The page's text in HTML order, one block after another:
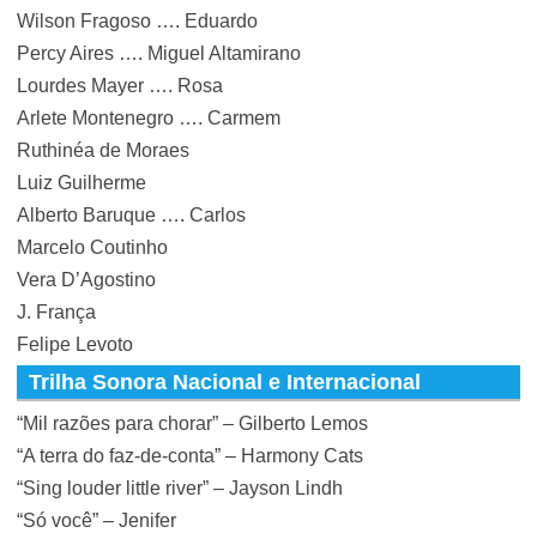
Wilson Fragoso …. Eduardo
Percy Aires …. Miguel Altamirano
Lourdes Mayer …. Rosa
Arlete Montenegro …. Carmem
Ruthinéa de Moraes
Luiz Guilherme
Alberto Baruque …. Carlos
Marcelo Coutinho
Vera D’Agostino
J. França
Felipe Levoto
Trilha Sonora Nacional e Internacional
“Mil razões para chorar” – Gilberto Lemos
“A terra do faz-de-conta” – Harmony Cats
“Sing louder little river” – Jayson Lindh
“Só você” – Jenifer